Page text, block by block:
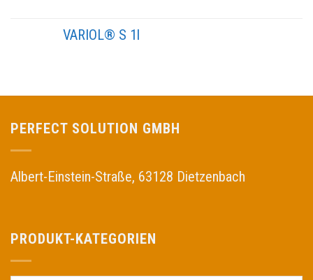
VARIOL® S 1l
PERFECT SOLUTION GMBH
Albert-Einstein-Straße, 63128 Dietzenbach
PRODUKT-KATEGORIEN